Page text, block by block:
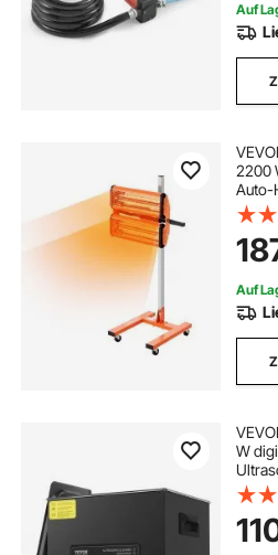
Auf
2200
Auto-
Auf
W